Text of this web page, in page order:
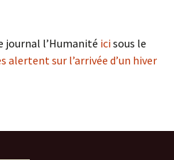
journal l’Humanité icisous le
alertent sur l’arrivée d’un hiver